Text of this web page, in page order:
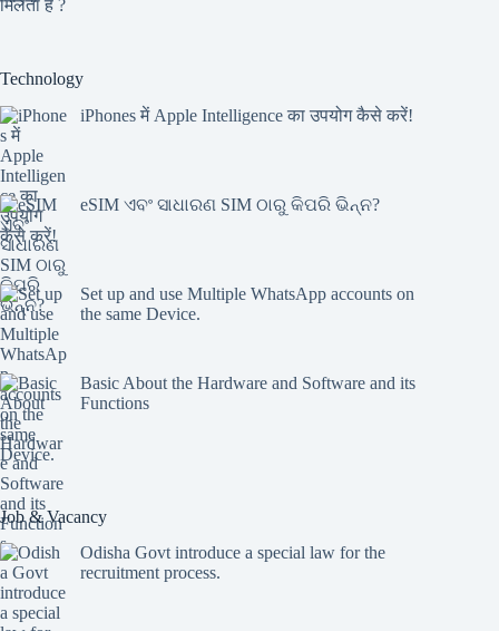
Technology
iPhones में Apple Intelligence का उपयोग कैसे करें!
eSIM ଏବଂ ସାଧାରଣ SIM ଠାରୁ କିପରି ଭିନ୍ନ?
Set up and use Multiple WhatsApp accounts on
the same Device.
Basic About the Hardware and Software and its
Functions
Job & Vacancy
Odisha Govt introduce a special law for the
recruitment process.